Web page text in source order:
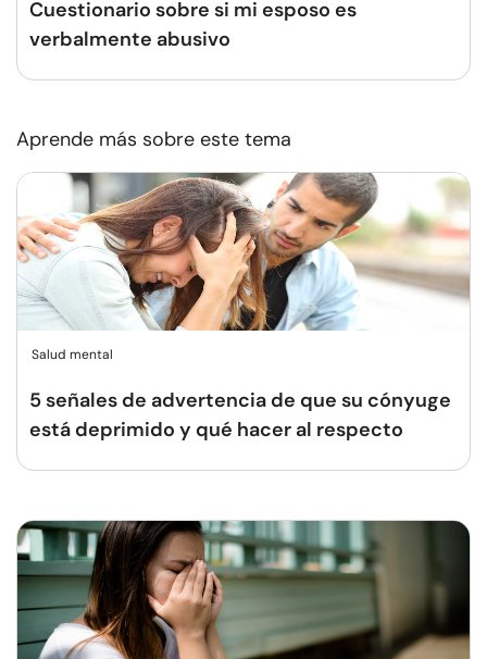
Cuestionario sobre si mi esposo es
verbalmente abusivo
Aprende más sobre este tema
Salud mental
5 señales de advertencia de que su cónyuge
está deprimido y qué hacer al respecto